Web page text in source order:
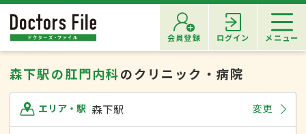
会員登録 ログイン メニュー
森下駅の肛門内科のクリニック・病院
エリア・駅 森下駅 変更